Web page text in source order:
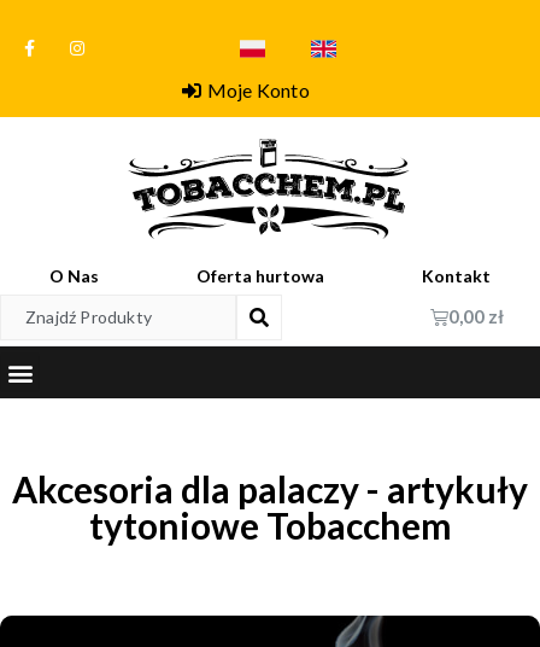
Moje Konto
O Nas Oferta hurtowa Kontakt
0,00 zł
Akcesoria dla palaczy - artykuły
tytoniowe Tobacchem